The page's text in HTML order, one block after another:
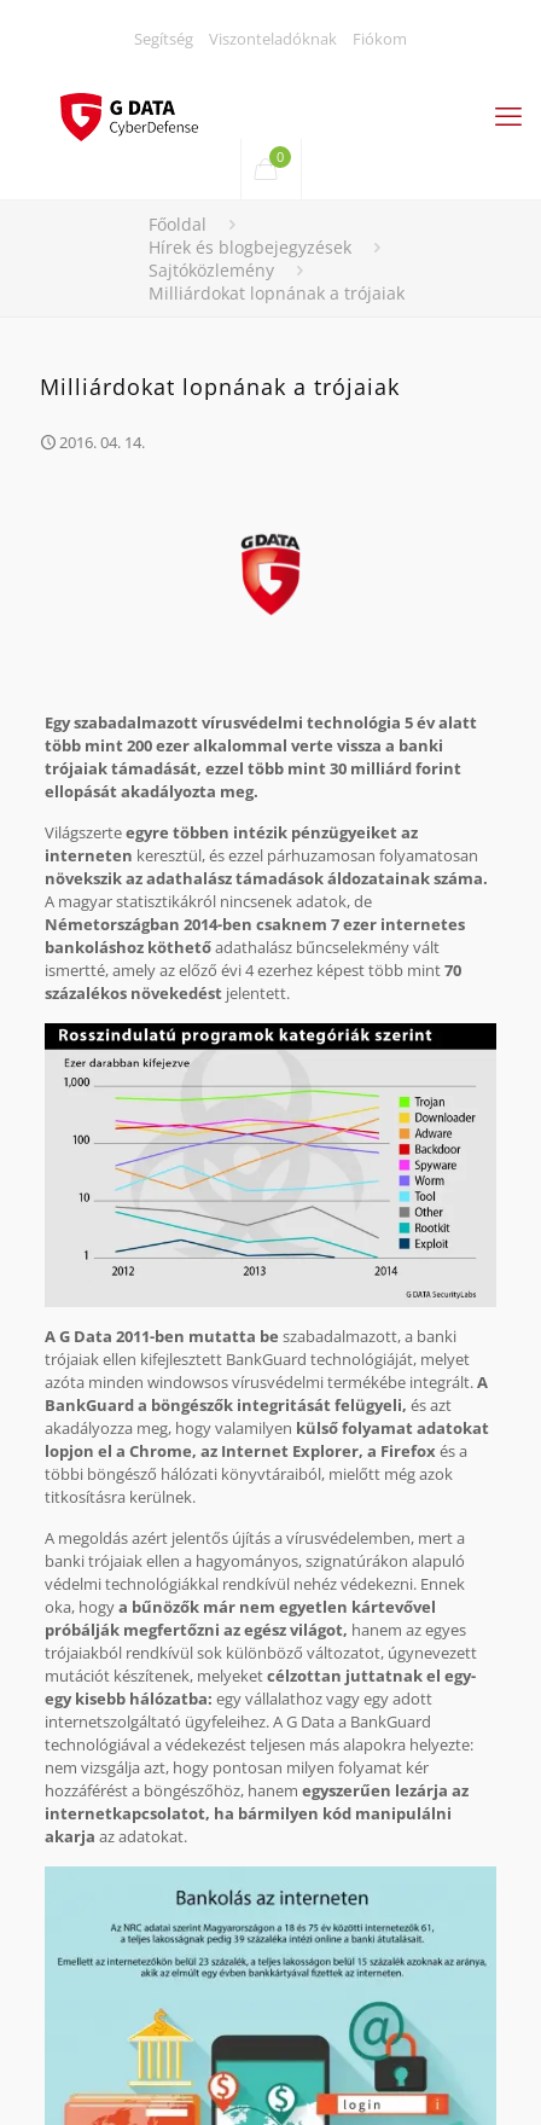
Segítség Viszonteladóknak Fiókom
0
Főoldal
Hírek és blogbejegyzések
Sajtóközlemény
Milliárdokat lopnának a trójaiak
Milliárdokat lopnának a trójaiak
2016. 04. 14.
Egy szabadalmazott vírusvédelmi technológia 5 év alatt
több mint 200 ezer alkalommal verte vissza a banki
trójaiak támadását, ezzel több mint 30 milliárd forint
ellopását akadályozta meg.
Világszerteegyre többen intézik pénzügyeiket az
interneten keresztül, és ezzel párhuzamosan folyamatosan
növekszik az adathalász támadások áldozatainak száma.
A magyar statisztikákról nincsenek adatok, de
Németországban 2014-ben csaknem 7 ezer internetes
bankoláshoz köthetőadathalász bűncselekmény vált
ismertté, amely az előző évi 4 ezerhez képest több mint70
százalékos növekedéstjelentett.
A G Data 2011-ben mutatta be szabadalmazott, a banki
trójaiak ellen kifejlesztett BankGuard technológiáját, melyet
azóta minden windowsos vírusvédelmi termékébe integrált.A
BankGuard a böngészők integritását felügyeli, és azt
akadályozza meg, hogy valamilyen külső folyamat adatokat
lopjon el a Chrome, az Internet Explorer, a Firefox és a
többi böngésző hálózati könyvtáraiból, mielőtt még azok
titkosításra kerülnek.
A megoldás azért jelentős újítás a vírusvédelemben, mert a
banki trójaiak ellen a hagyományos, szignatúrákon alapuló
védelmi technológiákkal rendkívül nehéz védekezni. Ennek
oka, hogya bűnözők már nem egyetlen kártevővel
próbálják megfertőzni az egész világot, hanem az egyes
trójaiakból rendkívül sok különböző változatot, úgynevezett
mutációt készítenek, melyeketcélzottan juttatnak el egy-
egy kisebb hálózatba: egy vállalathoz vagy egy adott
internetszolgáltató ügyfeleihez. A G Data a BankGuard
technológiával a védekezést teljesen más alapokra helyezte:
nem vizsgálja azt, hogy pontosan milyen folyamat kér
hozzáférést a böngészőhöz, hanem egyszerűen lezárja az
internetkapcsolatot, ha bármilyen kód manipulálni
akarja az adatokat.